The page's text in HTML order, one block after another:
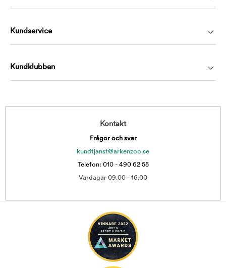
Kundservice
Kundklubben
Kontakt
Frågor och svar
kundtjanst@arkenzoo.se
Telefon: 010 - 490 62 55
Vardagar 09.00 - 16.00